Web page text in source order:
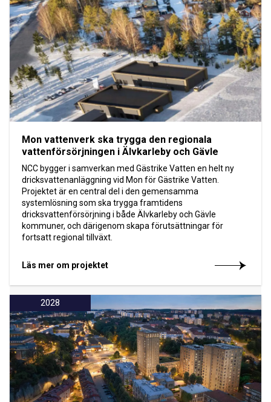
Mon vattenverk ska trygga den regionala
vattenförsörjningen i Älvkarleby och Gävle
NCC bygger i samverkan med Gästrike Vatten en helt ny
dricksvattenanläggning vid Mon för Gästrike Vatten.
Projektet är en central del i den gemensamma
systemlösning som ska trygga framtidens
dricksvattenförsörjning i både Älvkarleby och Gävle
kommuner, och därigenom skapa förutsättningar för
fortsatt regional tillväxt.
Läs mer om projektet
2028